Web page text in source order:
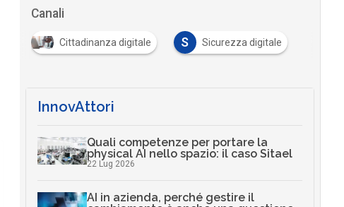
Canali
Cittadinanza digitale S Sicurezza digitale
InnovAttori
Quali competenze per portare la
physical AI nello spazio: il caso Sitael
22 Lug 2026
AI in azienda, perché gestire il